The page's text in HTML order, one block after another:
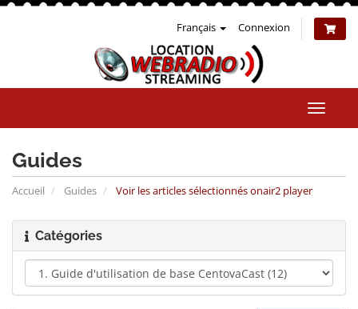
Français Connexion
la
Guides
Accueil Guides Voir les articles sélectionnés onair2 player
Catégories